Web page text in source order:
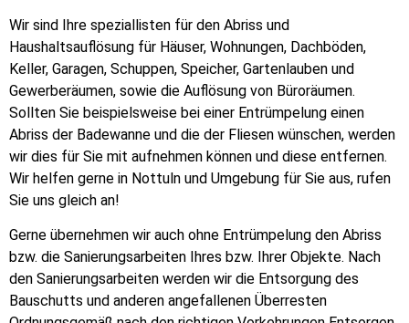
Wir sind Ihre speziallisten für den Abriss und
Haushaltsauflösung für Häuser, Wohnungen, Dachböden,
Keller, Garagen, Schuppen, Speicher, Gartenlauben und
Gewerberäumen, sowie die Auflösung von Büroräumen.
Sollten Sie beispielsweise bei einer Entrümpelung einen
Abriss der Badewanne und die der Fliesen wünschen, werden
wir dies für Sie mit aufnehmen können und diese entfernen.
Wir helfen gerne in Nottuln und Umgebung für Sie aus, rufen
Sie uns gleich an!
Gerne übernehmen wir auch ohne Entrümpelung den Abriss
bzw. die Sanierungsarbeiten Ihres bzw. Ihrer Objekte. Nach
den Sanierungsarbeiten werden wir die Entsorgung des
Bauschutts und anderen angefallenen Überresten